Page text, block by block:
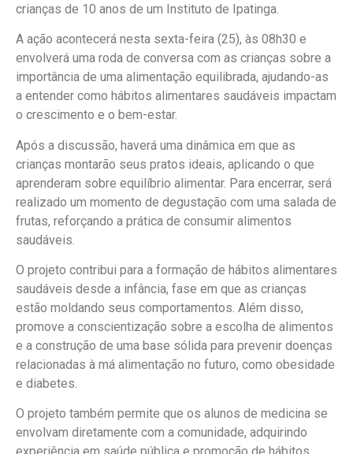
crianças de 10 anos de um Instituto de Ipatinga.
A ação acontecerá nesta sexta-feira (25), às 08h30 e
envolverá uma roda de conversa com as crianças sobre a
importância de uma alimentação equilibrada, ajudando-as
a entender como hábitos alimentares saudáveis impactam
o crescimento e o bem-estar.
Após a discussão, haverá uma dinâmica em que as
crianças montarão seus pratos ideais, aplicando o que
aprenderam sobre equilíbrio alimentar. Para encerrar, será
realizado um momento de degustação com uma salada de
frutas, reforçando a prática de consumir alimentos
saudáveis.
O projeto contribui para a formação de hábitos alimentares
saudáveis desde a infância, fase em que as crianças
estão moldando seus comportamentos. Além disso,
promove a conscientização sobre a escolha de alimentos
e a construção de uma base sólida para prevenir doenças
relacionadas à má alimentação no futuro, como obesidade
e diabetes.
O projeto também permite que os alunos de medicina se
envolvam diretamente com a comunidade, adquirindo